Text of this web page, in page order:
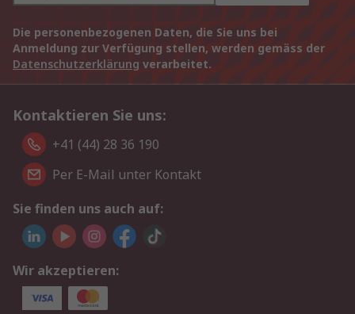
Die personenbezogenen Daten, die Sie uns bei
Anmeldung zur Verfügung stellen, werden gemäss der
Datenschutzerklärung verarbeitet.
Kontaktieren Sie uns:
+41 (44) 28 36 190
Per E-Mail unter Kontakt
Sie finden uns auch auf:
Wir akzeptieren: